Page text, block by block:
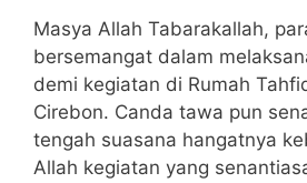
Masya Allah Tabarakallah,
bersemangat dalam
demi kegiatan di Rumah
Cirebon. Canda tawa pun
tengah suasana hangatnya
Allah kegiatan yang